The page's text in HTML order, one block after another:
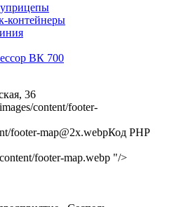
контейнеры
ВК 700
36
footer-map@2x.webpКод PHP
footer-map.webp "/>